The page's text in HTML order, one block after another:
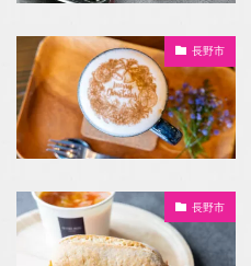
長野市
長野市